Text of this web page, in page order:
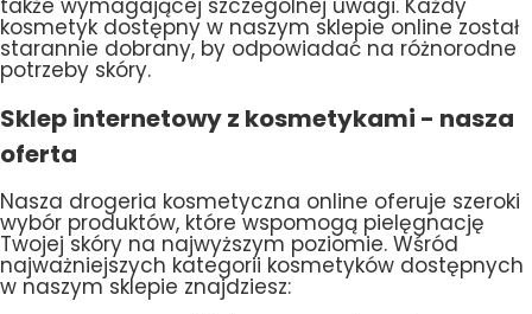
kosmetyk dostępny w naszym sklepie online został
starannie dobrany, by odpowiadać na różnorodne
potrzeby skóry.
Sklep internetowy z kosmetykami - nasza
oferta
Nasza drogeria kosmetyczna online oferuje szeroki
wybór produktów, które wspomogą pielęgnację
Twojej skóry na najwyższym poziomie. Wśród
najważniejszych kategorii kosmetyków dostępnych
w naszym sklepie znajdziesz: